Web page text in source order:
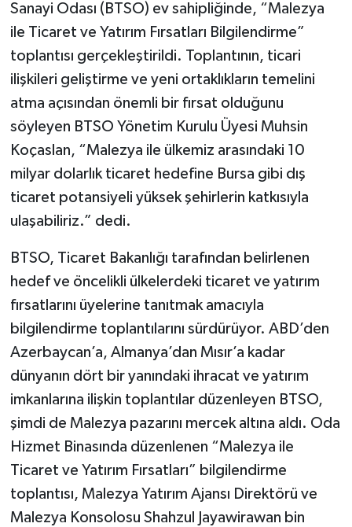
Sanayi Odası (BTSO) ev sahipliğinde, “Malezya
ile Ticaret ve Yatırım Fırsatları Bilgilendirme”
toplantısı gerçekleştirildi. Toplantının, ticari
ilişkileri geliştirme ve yeni ortaklıkların temelini
atma açısından önemli bir fırsat olduğunu
söyleyen BTSO Yönetim Kurulu Üyesi Muhsin
Koçaslan, “Malezya ile ülkemiz arasındaki 10
milyar dolarlık ticaret hedefine Bursa gibi dış
ticaret potansiyeli yüksek şehirlerin katkısıyla
ulaşabiliriz.” dedi.
BTSO, Ticaret Bakanlığı tarafından belirlenen
hedef ve öncelikli ülkelerdeki ticaret ve yatırım
fırsatlarını üyelerine tanıtmak amacıyla
bilgilendirme toplantılarını sürdürüyor. ABD’den
Azerbaycan’a, Almanya’dan Mısır’a kadar
dünyanın dört bir yanındaki ihracat ve yatırım
imkanlarına ilişkin toplantılar düzenleyen BTSO,
şimdi de Malezya pazarını mercek altına aldı. Oda
Hizmet Binasında düzenlenen “Malezya ile
Ticaret ve Yatırım Fırsatları” bilgilendirme
toplantısı, Malezya Yatırım Ajansı Direktörü ve
Malezya Konsolosu Shahzul Jayawirawan bin